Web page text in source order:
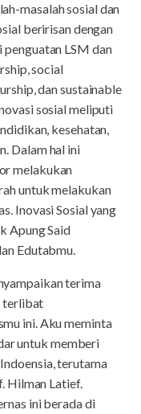
masalah sosial dan
beririsan dengan
LSM dan
social
dan sustainable
sosial meliputi
kesehatan,
Dalam hal ini
melakukan
untuk melakukan
Inovasi Sosial yang
Apung Said
Edutabmu.
terima
terlibat
ini. Aku meminta
untuk memberi
terutama
Hilman Latief.
ini berada di